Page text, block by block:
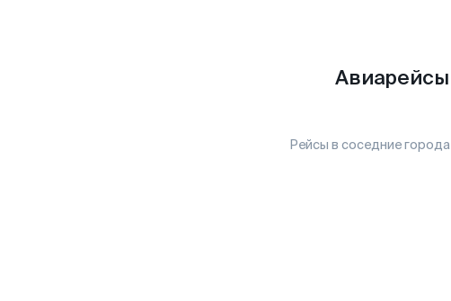
Рейсы в соседние города